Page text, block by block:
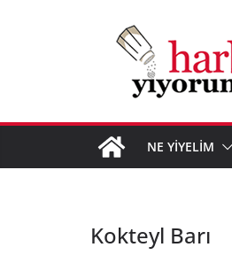
NE YİYELİM
Kokteyl Barı